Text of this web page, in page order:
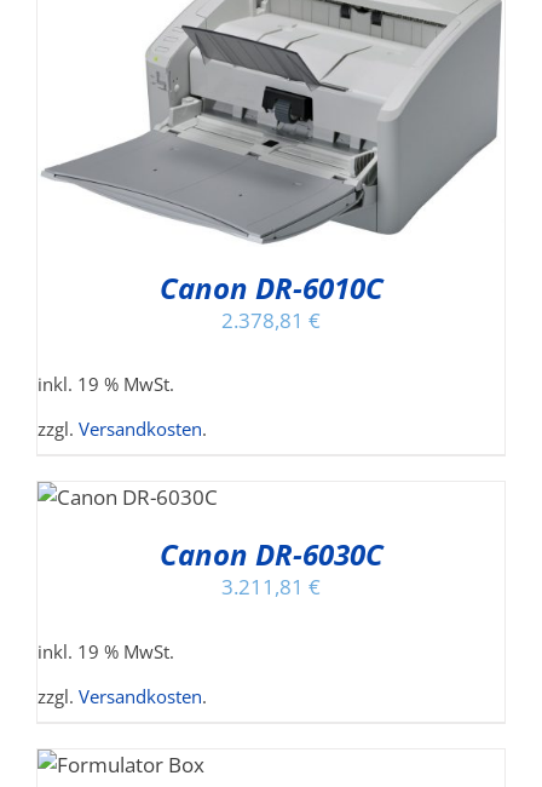
Canon DR-6010C
2.378,81 €
inkl. 19 % MwSt.
zzgl. Versandkosten.
Canon DR-6030C
3.211,81 €
inkl. 19 % MwSt.
zzgl. Versandkosten.